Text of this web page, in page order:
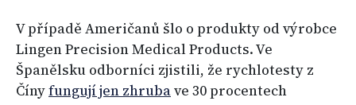
V případě Američanů šlo o produkty od výrobce
Lingen Precision Medical Products. Ve
Španělsku odborníci zjistili, že rychlotesty z
Čínyfungují jen zhrubave 30 procentech